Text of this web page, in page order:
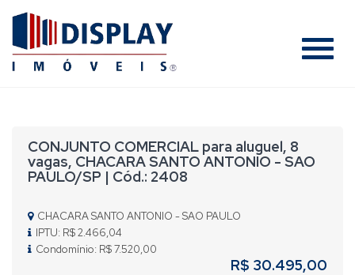
#
CONJUNTO COMERCIAL para aluguel, 8
vagas, CHACARA SANTO ANTONIO - SAO
PAULO/SP | Cód.: 2408
CHACARA SANTO ANTONIO - SAO PAULO
IPTU: R$ 2.466,04
Condomínio: R$ 7.520,00
R$ 30.495,00